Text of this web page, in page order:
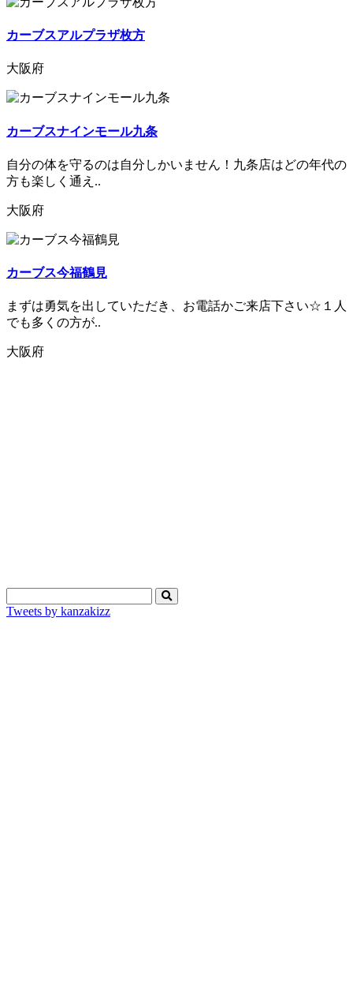
カーブスアルプラザ枚方
大阪府
カーブスナインモール九条
自分の体を守るのは自分しかいません！九条店はどの年代の
方も楽しく通え..
大阪府
カーブス今福鶴見
まずは勇気を出していただき、お電話かご来店下さい☆１人
でも多くの方が..
大阪府
Tweets by kanzakizz